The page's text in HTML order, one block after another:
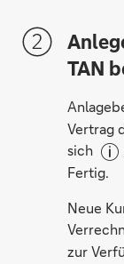
TAN
Vertrag
sich
Fertig.
Neue
zur